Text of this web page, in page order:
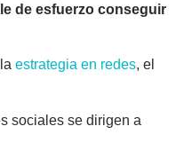
de esfuerzo conseguir
estrategia en redes, el
sociales se dirigen a